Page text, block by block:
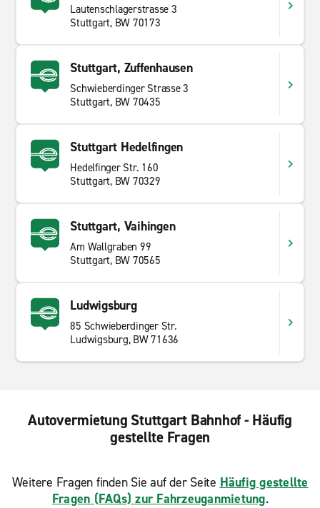
Lautenschlagerstrasse 3
Stuttgart, BW 70173
Stuttgart, Zuffenhausen
Schwieberdinger Strasse 3
Stuttgart, BW 70435
Stuttgart Hedelfingen
Hedelfinger Str. 160
Stuttgart, BW 70329
Stuttgart, Vaihingen
Am Wallgraben 99
Stuttgart, BW 70565
Ludwigsburg
85 Schwieberdinger Str.
Ludwigsburg, BW 71636
Autovermietung Stuttgart Bahnhof - Häufig
gestellte Fragen
Weitere Fragen finden Sie auf der Seite Häufig gestellte
Fragen (FAQs) zur Fahrzeuganmietung.